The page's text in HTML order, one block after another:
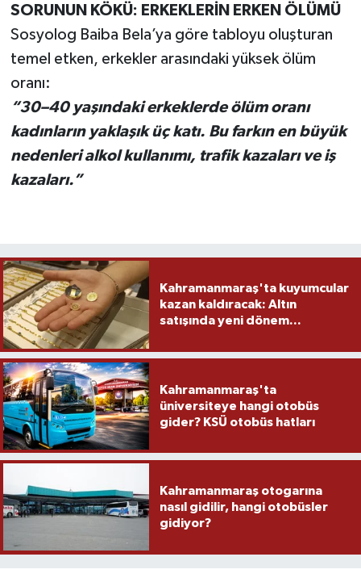
SORUNUN KÖKÜ: ERKEKLERİN ERKEN ÖLÜMÜ
Sosyolog Baiba Bela’ya göre tabloyu oluşturan
temel etken, erkekler arasındaki yüksek ölüm
oranı:
“30–40 yaşındaki erkeklerde ölüm oranı
kadınların yaklaşık üç katı. Bu farkın en büyük
nedenleri alkol kullanımı, trafik kazaları ve iş
kazaları.”
Kahramanmaraş'ta kuyumcular
kazan kaldıracak: Altın
satışında yeni dönem...
Kahramanmaraş'ta
üniversiteye hangi otobüs
gider? KSÜ otobüs hatları
Kahramanmaraş otogarına
nasıl gidilir, hangi otobüsler
gidiyor?